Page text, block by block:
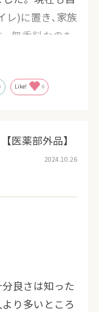
レ)に置き､家族
無香料なのも
購入出来まし
Like! 0
医薬部外品】
2024.10.26
良さは知った
り多いところ